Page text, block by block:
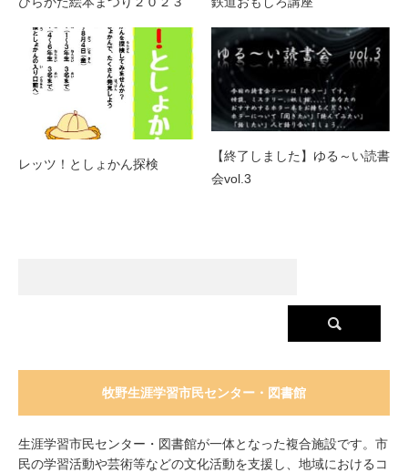
レッツ！としょかん探検
【終了しました】ゆる～い読書
会vol.3
牧野生涯学習市民センター・図書館
生涯学習市民センター・図書館が一体となった複合施設です。市
民の学習活動や芸術等などの文化活動を支援し、地域におけるコ